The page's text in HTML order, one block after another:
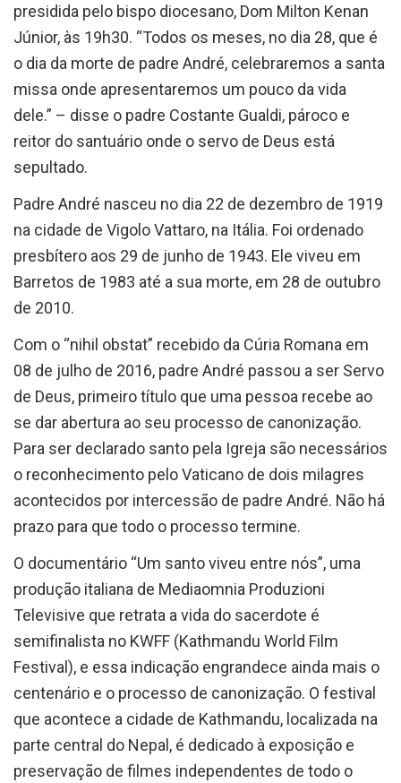
presidida pelo bispo diocesano, Dom Milton Kenan
Júnior, às 19h30. “Todos os meses, no dia 28, que é
o dia da morte de padre André, celebraremos a santa
missa onde apresentaremos um pouco da vida
dele.” – disse o padre Costante Gualdi, pároco e
reitor do santuário onde o servo de Deus está
sepultado.
Padre André nasceu no dia 22 de dezembro de 1919
na cidade de Vigolo Vattaro, na Itália. Foi ordenado
presbítero aos 29 de junho de 1943. Ele viveu em
Barretos de 1983 até a sua morte, em 28 de outubro
de 2010.
Com o “nihil obstat” recebido da Cúria Romana em
08 de julho de 2016, padre André passou a ser Servo
de Deus, primeiro título que uma pessoa recebe ao
se dar abertura ao seu processo de canonização.
Para ser declarado santo pela Igreja são necessários
o reconhecimento pelo Vaticano de dois milagres
acontecidos por intercessão de padre André. Não há
prazo para que todo o processo termine.
O documentário “Um santo viveu entre nós”, uma
produção italiana de Mediaomnia Produzioni
Televisive que retrata a vida do sacerdote é
semifinalista no KWFF (Kathmandu World Film
Festival), e essa indicação engrandece ainda mais o
centenário e o processo de canonização. O festival
que acontece a cidade de Kathmandu, localizada na
parte central do Nepal, é dedicado à exposição e
preservação de filmes independentes de todo o